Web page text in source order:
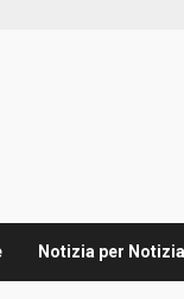
Notizia per Notizia